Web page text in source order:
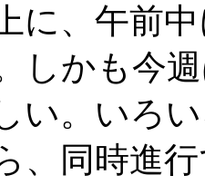
に、午前
しかも今
い。いろ
、同時進